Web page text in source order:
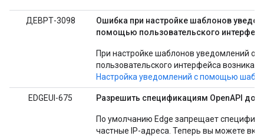
ДЕВРТ-3098
Ошибка при настройке шаблонов
помощью пользовательского
При настройке шаблонов уведомлений о
пользовательского интерфейса
Настройка уведомлений с помощью
EDGEUI-675 Разрешить спецификациям OpenAPI
По умолчанию Edge запрещает
частные IP-адреса. Теперь вы можете